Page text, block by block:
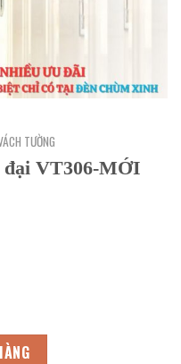
TƯỜNG
đại VT306-MỚI
2025 số lượng